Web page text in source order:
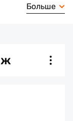
Больше